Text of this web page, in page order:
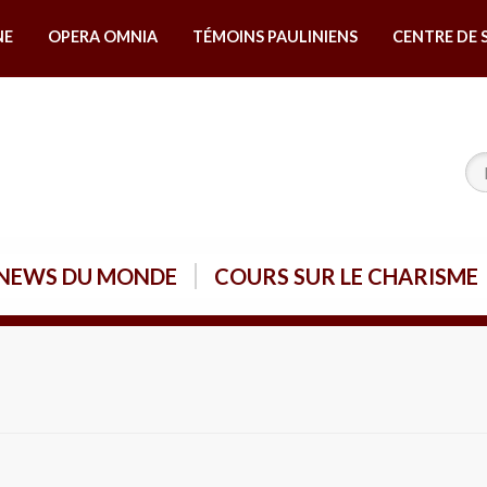
OPERA OMNIA TÉMOINS PAULINIENS CENTRE DE
DU MONDE COURS SUR LE CHARISME